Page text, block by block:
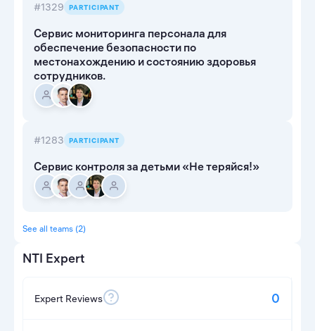
#1329 PARTICIPANT
Сервис мониторинга персонала для
обеспечение безопасности по
местонахождению и состоянию здоровья
сотрудников.
#1283 PARTICIPANT
Сервис контроля за детьми «Не теряйся!»
See all teams (2)
NTI Expert
Expert Reviews 0